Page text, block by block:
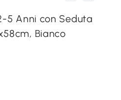
5 Anni con Seduta
Bianco